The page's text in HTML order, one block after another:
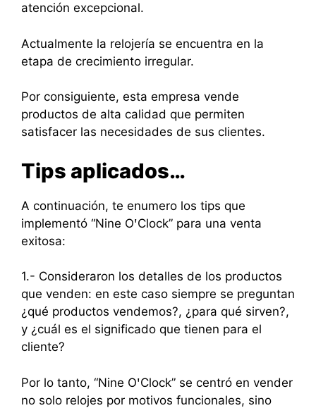
atención excepcional.
Actualmente la relojería se encuentra en la
etapa de crecimiento irregular.
Por consiguiente, esta empresa vende
productos de alta calidad que permiten
satisfacer las necesidades de sus clientes.
Tips aplicados…
A continuación, te enumero los tips que
implementó “Nine OꞌClock” para una venta
exitosa:
1.- Consideraron los detalles de los productos
que venden: en este caso siempre se preguntan
¿qué productos vendemos?, ¿para qué sirven?,
y ¿cuál es el significado que tienen para el
cliente?
Por lo tanto, “Nine OꞌClock” se centró en vender
no solo relojes por motivos funcionales, sino